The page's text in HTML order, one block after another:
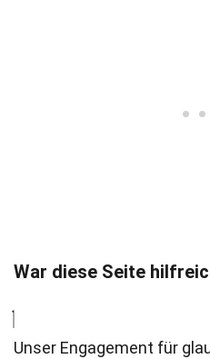
War diese Seite
Unser Engagement für